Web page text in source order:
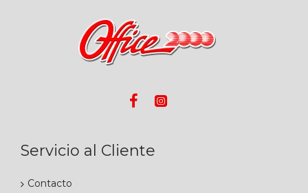
Servicio al Cliente
Contacto